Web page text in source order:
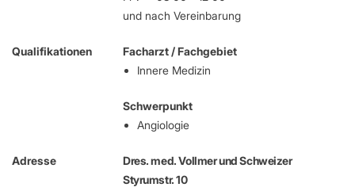
und nach Vereinbarung
Qualifikationen
Facharzt / Fachgebiet
Innere Medizin
Schwerpunkt
Angiologie
Adresse
Dres. med. Vollmer und Schweizer
Styrumstr. 10